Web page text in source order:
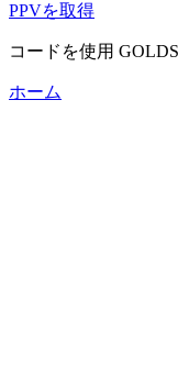
PPVを取得
コードを使用
ホーム